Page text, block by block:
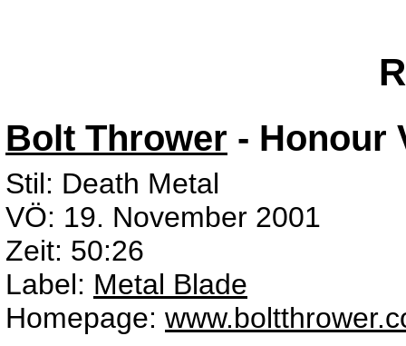
Bolt Thrower - Honour
Stil: Death Metal
VÖ: 19. November 2001
Zeit: 50:26
Label: Metal Blade
Homepage: